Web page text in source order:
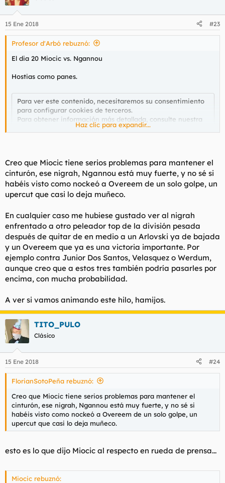
15 Ene 2018 #23
Profesor d'Arbó rebuznó:
El dia 20 Miocic vs. Ngannou
Hostias como panes.
Para ver este contenido, necesitaremos su consentimiento
para configurar cookies de terceros.
Para obtener información más detallada, consulte nuestra
.Haz clic para expandir...
Creo que Miocic tiene serios problemas para mantener el
cinturón, ese nigrah, Ngannou está muy fuerte, y no sé si
habéis visto como nockeó a Overeem de un solo golpe, un
upercut que casi lo deja muñeco.
En cualquier caso me hubiese gustado ver al nigrah
enfrentado a otro peleador top de la división pesada
después de quitar de en medio a un Arlovski ya de bajada
y un Overeem que ya es una victoria importante. Por
ejemplo contra Junior Dos Santos, Velasquez o Werdum,
aunque creo que a estos tres también podría pasarles por
encima, con mucha probabilidad.
A ver si vamos animando este hilo, hamijos.
TITO_PULO
Clásico
15 Ene 2018 #24
FlorianSotoPeña rebuznó:
Creo que Miocic tiene serios problemas para mantener el
cinturón, ese nigrah, Ngannou está muy fuerte, y no sé si
habéis visto como nockeó a Overeem de un solo golpe, un
upercut que casi lo deja muñeco.
esto es lo que dijo Miocic al respecto en rueda de prensa...
Miocic rebuznó: